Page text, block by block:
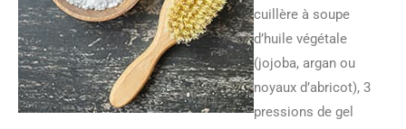
cuillère à soupe
d’huile végétale
(jojoba, argan ou
noyaux d’abricot), 3
pressions de gel